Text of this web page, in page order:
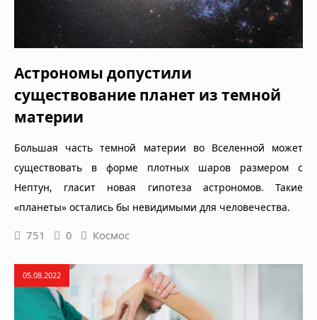
Астрономы допустили
существование планет из темной
материи
Большая часть темной материи во Вселенной может
существовать в форме плотных шаров размером с
Нептун, гласит новая гипотеза астрономов. Такие
«планеты» остались бы невидимыми для человечества.
751 0 Космос
05.08.2022